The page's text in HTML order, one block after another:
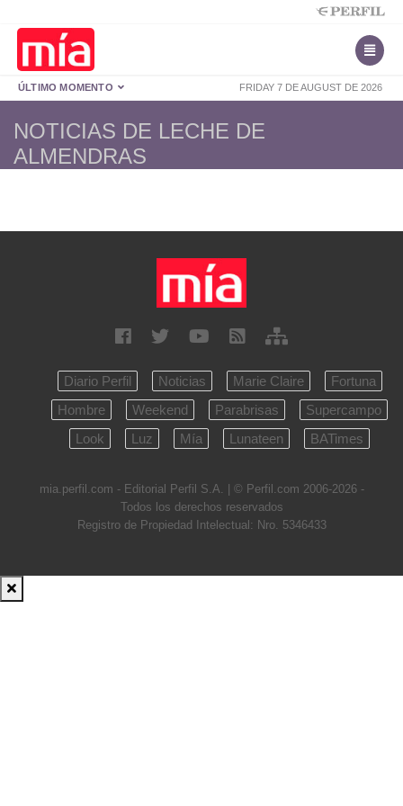
FRIDAY 7 DE AUGUST DE 2026
ÚLTIMO MOMENTO
NOTICIAS DE LECHE DE
ALMENDRAS
Diario Perfil Noticias Marie Claire
Fortuna
Hombre
Weekend Parabrisas
Supercampo
Look
Luz Mía Lunateen BATimes
mia.perfil.com - Editorial Perfil S.A. | © Perfil.com 2006-2026 -
Todos los derechos reservados
Registro de Propiedad Intelectual: Nro. 5346433